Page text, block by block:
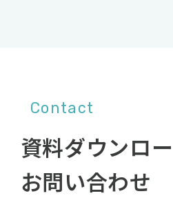
Contact
資料ダウンロ
お問い合わせ